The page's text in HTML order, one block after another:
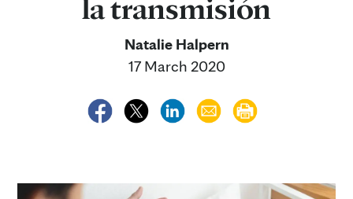
la transmisión
Natalie Halpern
17 March 2020